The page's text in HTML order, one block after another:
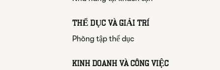
THỂ DỤC VÀ GIẢI TRÍ
Phòng tập thể dục
KINH DOANH VÀ CÔNG VIỆC